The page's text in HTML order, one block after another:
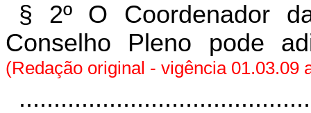
§ 2º O Coordenador
Conselho Pleno pode
(Redação original - vigência 01.03.09